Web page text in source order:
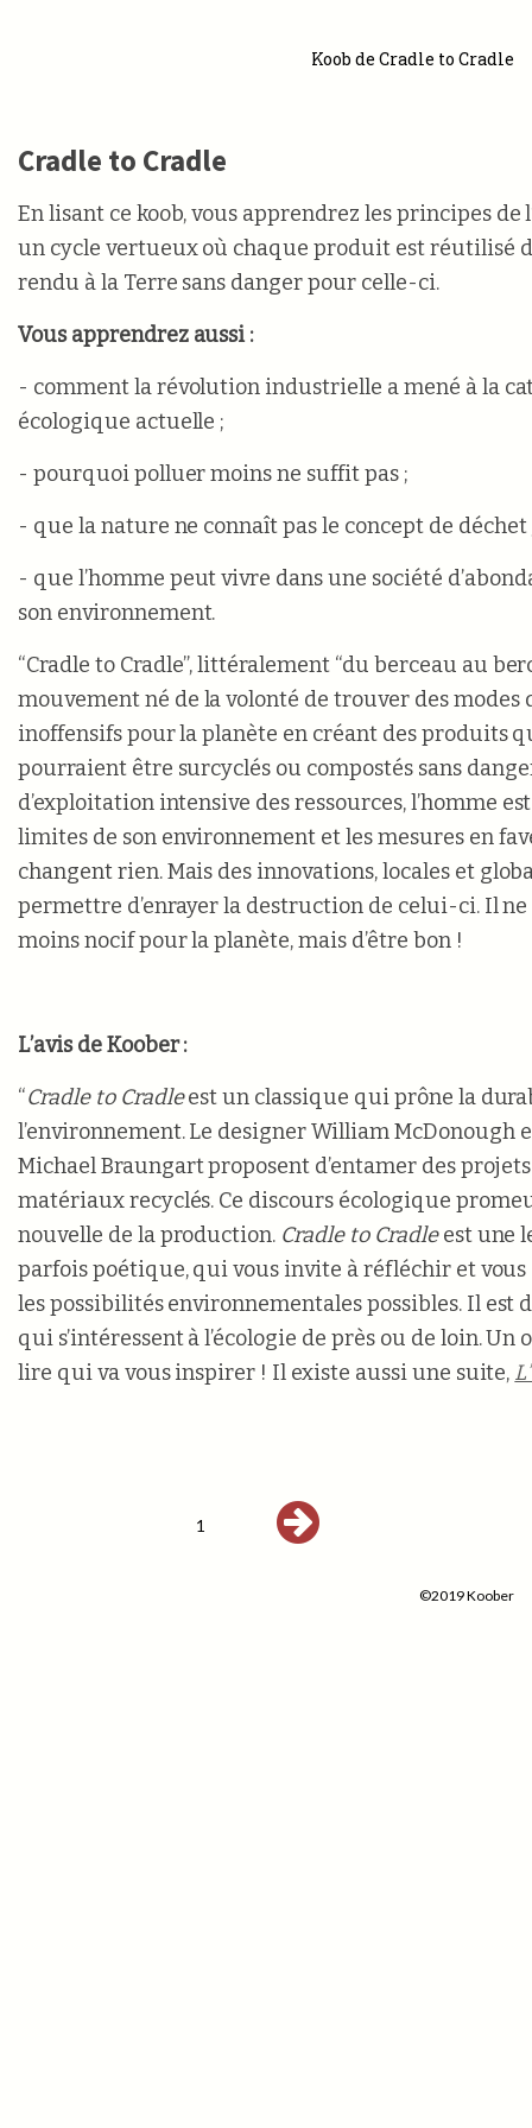
Koob de Cradle to Cradle
Cradle to Cradle
En lisant ce koob, vous apprendrez les principes de
un cycle vertueux où chaque produit est réutilisé
rendu à la Terre sans danger pour celle-ci.
Vous apprendrez aussi :
- comment la révolution industrielle a mené à la
écologique actuelle ;
- pourquoi polluer moins ne suffit pas ;
- que la nature ne connaît pas le concept de déchet
- que l’homme peut vivre dans une société
son environnement.
“Cradle to Cradle”, littéralement “du berceau au
mouvement né de la volonté de trouver des modes
inoffensifs pour la planète en créant des produits
pourraient être surcyclés ou compostés sans
d’exploitation intensive des ressources, l’homme
limites de son environnement et les mesures en
changent rien. Mais des innovations, locales et
permettre d’enrayer la destruction de celui-ci. Il ne
moins nocif pour la planète, mais d’être bon !
L’avis de Koober :
“Cradle to Cradleest un classique qui prône la
l’environnement. Le designer William McDonough
Michael Braungart proposent d’entamer des
matériaux recyclés. Ce discours écologique
nouvelle de la production. Cradle to Cradleest une
parfois poétique, qui vous invite à réfléchir et vous
les possibilités environnementales possibles. Il est
qui s’intéressent à l’écologie de près ou de loin. Un
lire qui va vous inspirer ! Il existe aussi une suite,
1
©2019 Koober